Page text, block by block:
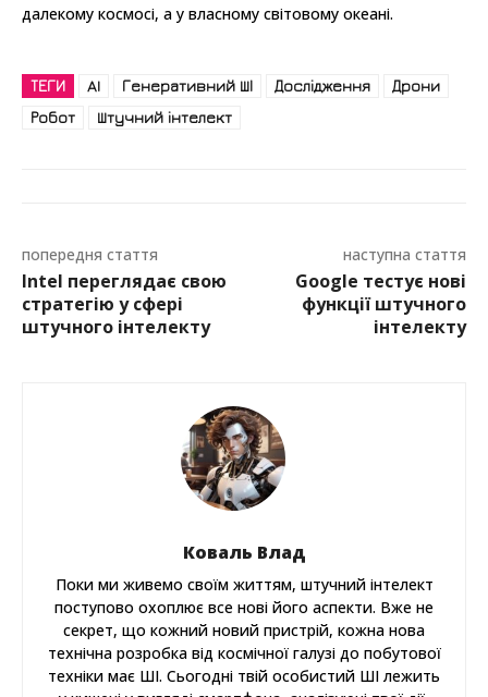
далекому космосі, а у власному світовому океані.
ТЕГИ AI Генеративний ШІ Дослідження
Дрони
Робот
Штучний інтелект
попередня стаття
Intel переглядає свою
стратегію у сфері
штучного інтелекту
наступна стаття
Google тестує нові
функції штучного
інтелекту
Коваль Влад
Поки ми живемо своїм життям, штучний інтелект
поступово охоплює все нові його аспекти. Вже не
секрет, що кожний новий пристрій, кожна нова
технічна розробка від космічної галузі до побутової
техніки має ШІ. Сьогодні твій особистий ШІ лежить